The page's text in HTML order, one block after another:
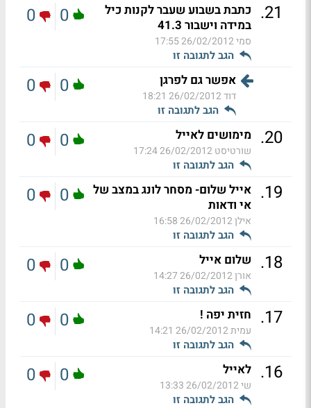
21
. כתבת בשבוע שעבר לקנות כיל
במידה וישבור 41.3
סמי26/02/2012 17:55
הגב לתגובה זו
0
0
אפשר גם לפרגן
דוד26/02/2012 18:21
הגב לתגובה זו
0
0
20
. מימושים לאייל
שורטיסט26/02/2012 17:24
הגב לתגובה זו
0
0
19
. אייל שלום- מסחר לונג במצב של
אי ודאות
אילן26/02/2012 16:58
הגב לתגובה זו
0
0
18
. שלום אייל
אורן26/02/2012 14:27
הגב לתגובה זו
0
0
17
. חזית יפה !
עמית26/02/2012 14:21
הגב לתגובה זו
0
0
16
. לאייל
שי26/02/2012 13:33
הגב לתגובה זו
0
0